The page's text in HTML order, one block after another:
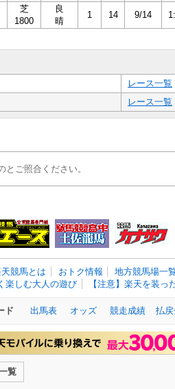
芝
1800
良
晴
1 14 9/14
レース一覧
レース一覧
ご照合ください。
競馬とは おトク情報 地方競馬場一
楽しむ大人の遊び
【注意】楽天を装
ド 出馬表 オッズ 競走成績 払
覧